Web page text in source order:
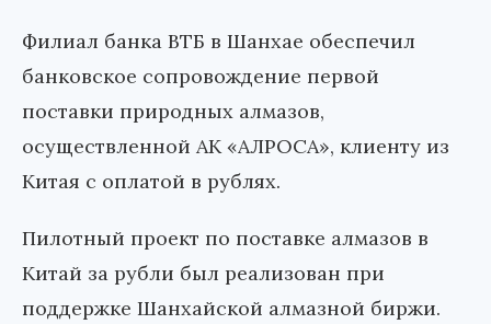
Филиал банка ВТБ в Шанхае обеспечил
банковское сопровождение первой
поставки природных алмазов,
осуществленной АК «АЛРОСА», клиенту из
Китая с оплатой в рублях.
Пилотный проект по поставке алмазов в
Китай за рубли был реализован при
поддержке Шанхайской алмазной биржи.